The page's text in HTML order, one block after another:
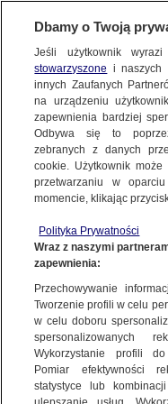
TVN24 | WYBORY
Andrzej Duda: tym razem
NAJNOWSZE
FAKTY
TVN24 GO
POLSKA
ŚWIAT
miasta:
WARSZAWA
Jedno
Dbamy o Twoją
Jeśli użytkownik
stowarzyszone i naszych
innych Zaufanych
na urządzeniu
zapewnienia bardziej
Odbywa się to
zebranych z danych
cookie. Użytkownik
przetwarzaniu w
momencie, klikając
Polityka Prywatności
Wraz z naszymi
zapewnienia:
Przechowywanie
Tworzenie profili w celu
w celu doboru
spersonalizowanych
Wykorzystanie profili
Pomiar efektywności
statystyce lub